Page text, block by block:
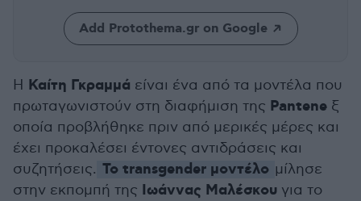
Add Protothema.gr on Google
H Καίτη Γκραμμά είναι ένα από τα μοντέλα που
πρωταγωνιστούν στη διαφήμιση της Pantene ξ
οποία προβλήθηκε πριν από μερικές μέρες και
έχει προκαλέσει έντονες αντιδράσεις και
συζητήσεις. Το transgender μοντέλο μίλησε
στην εκπομπή της Ιωάννας Μαλέσκου για το